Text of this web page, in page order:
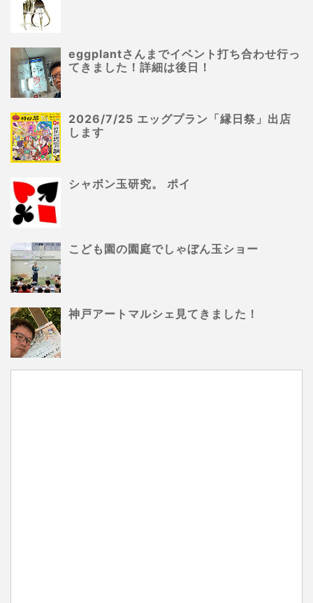
eggplantさんまでイベント打ち合わせ行っ
てきました！詳細は後日！
2026/7/25 エッグプラン「縁日祭」出店
します
シャボン玉研究。 ポイ
こども園の園庭でしゃぼん玉ショー
神戸アートマルシェ見てきました！